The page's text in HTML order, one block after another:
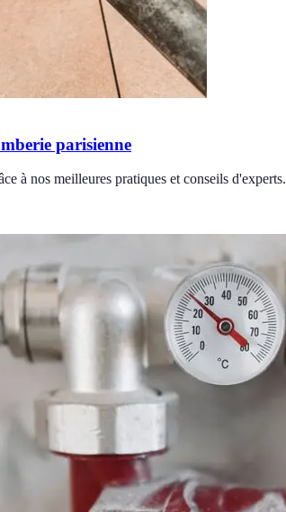
parisienne
à nos meilleures pratiques et conseils d'experts.